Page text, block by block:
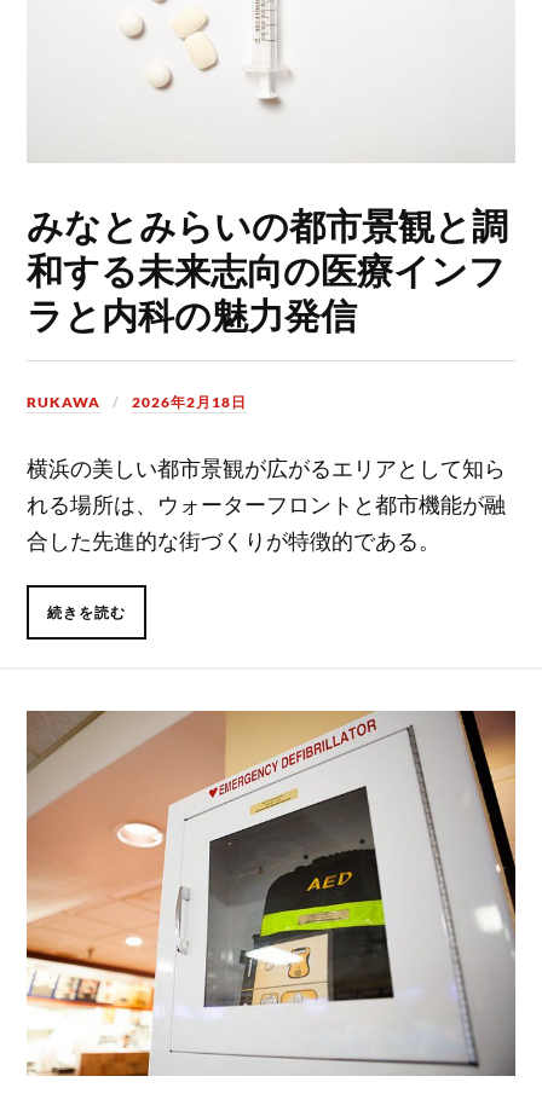
みなとみらいの都市景観と調
和する未来志向の医療インフ
ラと内科の魅力発信
RUKAWA 2026年2月18日
横浜の美しい都市景観が広がるエリアとして知ら
れる場所は、ウォーターフロントと都市機能が融
合した先進的な街づくりが特徴的である。
続きを読む